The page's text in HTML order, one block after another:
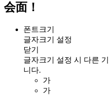
会面！
폰트크기
글자크기 설정
닫기
글자크기 설정 시 다른
니다.
가
가